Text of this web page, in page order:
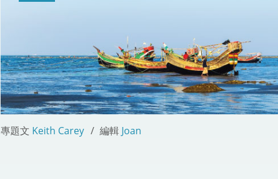
專題文 Keith Carey 編輯 Joan